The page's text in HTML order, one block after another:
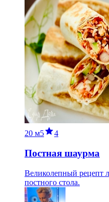
20 м5 4
Постная шаурма
Великолепный рецепт
постного стола.